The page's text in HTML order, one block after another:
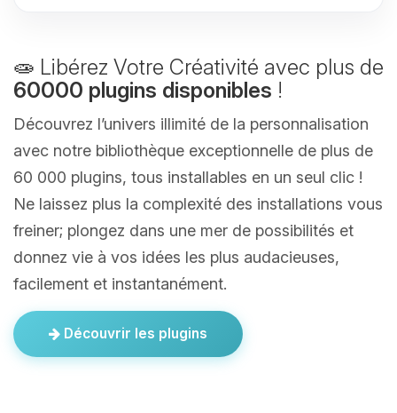
🧫 Libérez Votre Créativité avec plus de
60000 plugins disponibles !
Découvrez l’univers illimité de la personnalisation
avec notre bibliothèque exceptionnelle de plus de
60 000 plugins, tous installables en un seul clic !
Ne laissez plus la complexité des installations vous
freiner; plongez dans une mer de possibilités et
donnez vie à vos idées les plus audacieuses,
facilement et instantanément.
Découvrir les plugins